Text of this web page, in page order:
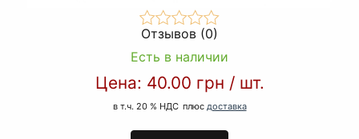
Отзывов (0)
Есть в наличии
Цена: 40.00 грн / шт.
в т.ч. 20 % НДС плюс доставка